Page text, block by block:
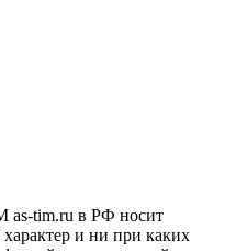
as-tim.ru в РФ носит
и ни при каких